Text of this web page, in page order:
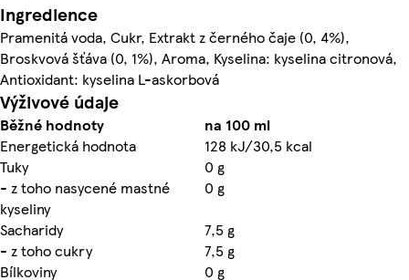
Ingredience
Pramenitá voda, Cukr, Extrakt z černého čaje (0, 4%),
Broskvová šťáva (0, 1%), Aroma, Kyselina: kyselina citronová,
Antioxidant: kyselina L-askorbová
Výživové údaje
Běžné hodnoty
na 100 ml
Energetická hodnota
128 kJ/30,5 kcal
Tuky
0 g
- z toho nasycené mastné
kyseliny
0 g
Sacharidy
7,5 g
- z toho cukry
7,5 g
Bílkoviny
0 g